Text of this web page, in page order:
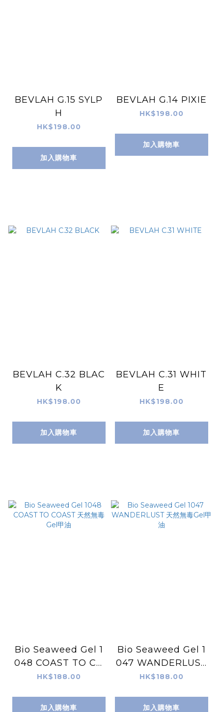
BEVLAH G.15 SYLP
H
HK$198.00
加入購物車
BEVLAH G.14 PIXIE
HK$198.00
加入購物車
BEVLAH C.32 BLAC
K
HK$198.00
加入購物車
BEVLAH C.31 WHIT
E
HK$198.00
加入購物車
Bio Seaweed Gel 1
048 COAST TO CO
AST 天然無毒Gel甲
HK$188.00
加入購物車
Bio Seaweed Gel 1
047 WANDERLUST
天然無毒Gel甲油
HK$188.00
加入購物車